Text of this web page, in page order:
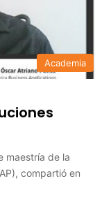
Academia
maestría de la
compartió en